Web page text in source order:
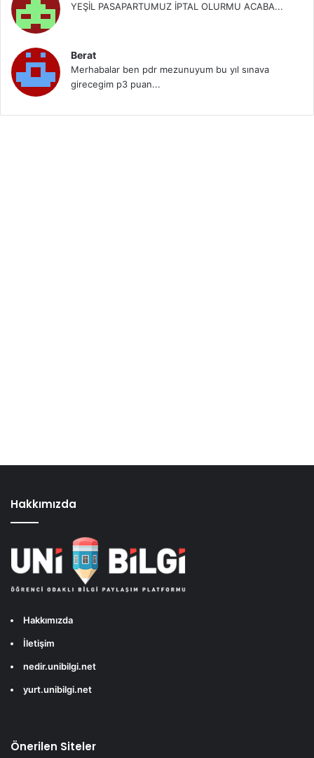
YEŞİL PASAPARTUMUZ İPTAL OLURMU ACABA...
Berat
Merhabalar ben pdr mezunuyum bu yıl sınava
girecegim p3 puan...
Hakkımızda
Hakkımızda
İletişim
nedir.unibilgi.net
yurt.unibilgi.net
Önerilen Siteler